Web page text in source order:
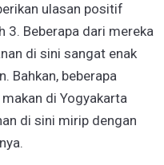
ulasan positif
3. Beberapa dari mereka
di sini sangat enak
Bahkan, beberapa
di Yogyakarta
di sini mirip dengan